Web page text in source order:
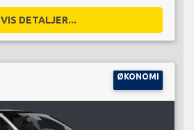
VIS DETALJER...
ØKONOMI